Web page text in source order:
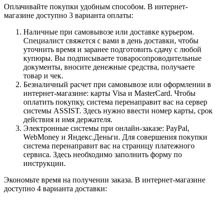
Оплачивайте покупки удобным способом. В интернет-
магазине доступно 3 варианта оплаты:
Наличные при самовывозе или доставке курьером.
Специалист свяжется с вами в день доставки, чтобы
уточнить время и заранее подготовить сдачу с любой
купюры. Вы подписываете товаросопроводительные
документы, вносите денежные средства, получаете
товар и чек.
Безналичный расчет при самовывозе или оформлении в
интернет-магазине: карты Visa и MasterCard. Чтобы
оплатить покупку, система перенаправит вас на сервер
системы ASSIST. Здесь нужно ввести номер карты, срок
действия и имя держателя.
Электронные системы при онлайн-заказе: PayPal,
WebMoney и Яндекс.Деньги. Для совершения покупки
система перенаправит вас на страницу платежного
сервиса. Здесь необходимо заполнить форму по
инструкции.
Экономьте время на получении заказа. В интернет-магазине
доступно 4 варианта доставки: